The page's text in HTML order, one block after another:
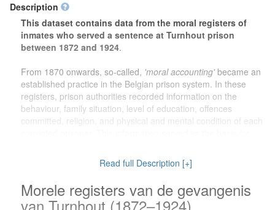
Description
This dataset contains data from the moral registers of
inmates who served a sentence at Turnhout prison
between 1872 and 1924.
From 1870 onwards, so-called, 'moral accounting'became an
established practice in the Belgian prison system. In these
registers, prison authorities recorded information on the
behaviour, family situation, level of education, offences
committed, religion, and physical and mental condition of each
The dataset offers valuable information for a wide range of
research purposes. For
genealogical research
members can learn more about ancestors who served a prison
sentence. For local history, the dataset provides a unique
Read full Description [+]
Morele registers van de gevangenis
van Turnhout (1872–1924)